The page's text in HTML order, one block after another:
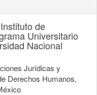
Instituto de
Universitario
Nacional
Jurídicas y
Derechos Humanos,